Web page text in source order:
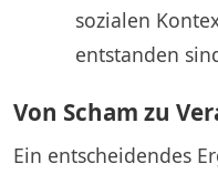
sozialen
entstanden
Von Scham zu
Ein entscheidendes